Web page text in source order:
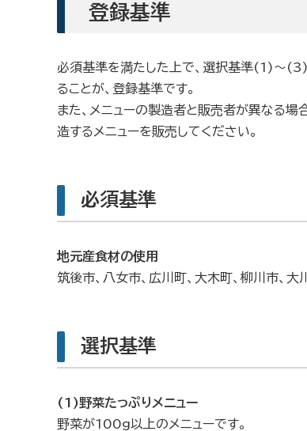
登録基準
必須基準を満たした上で、選択基準(1)～
ることが、登録基準です。
また、メニューの製造者と販売者が異なる場
造するメニューを販売してください。
必須基準
地元産食材の使用
筑後市、八女市、広川町、大木町、柳川市、
選択基準
(1)野菜たっぷりメニュー
野菜が100g以上のメニューです。